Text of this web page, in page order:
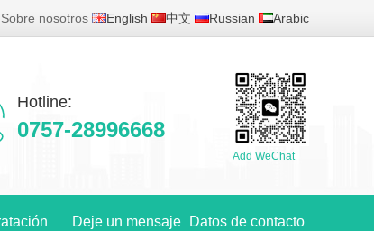
Sobre nosotros English 中文 Russian Arabic
Add WeChat
Hotline:
0757-28996668
Deje un mensaje Datos de contacto